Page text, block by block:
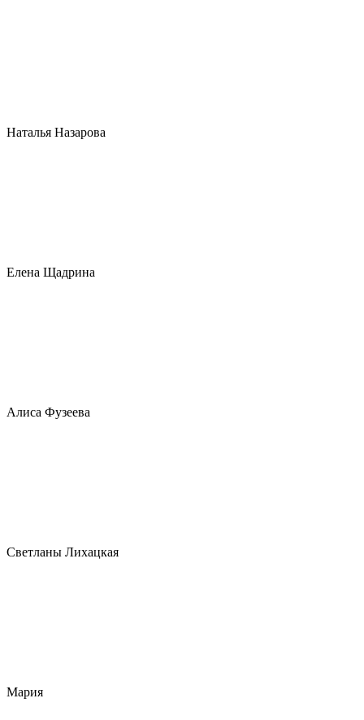
Наталья Назарова
Елена Щадрина
Алиса Фузеева
Светланы Лихацкая
Мария